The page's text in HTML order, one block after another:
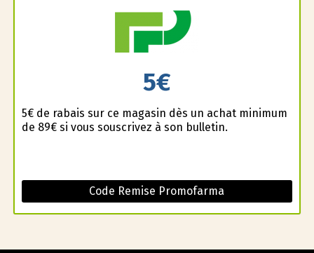
5€
5€ de rabais sur ce magasin dès un achat minimum
de 89€ si vous souscrivez à son bulletin.
Code Remise Promofarma